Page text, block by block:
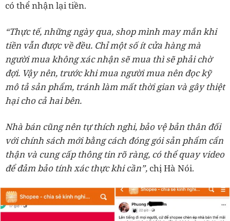
có thể nhận lại tiền.
“Thực tế, những ngày qua, shop mình may mắn khi
tiền vẫn được về đều. Chỉ một số ít cửa hàng mà
người mua không xác nhận sẽ mua thì sẽ phải chờ
đợi. Vậy nên, trước khi mua người mua nên đọc kỹ
mô tả sản phẩm, tránh làm mất thời gian và gây thiệt
hại cho cả hai bên.
Nhà bán cũng nên tự thích nghi, bảo vệ bản thân đối
với chính sách mới bằng cách đóng gói sản phẩm cẩn
thận và cung cấp thông tin rõ ràng, có thể quay video
để đảm bảo tính xác thực khi cần”, chị Hà Nói.